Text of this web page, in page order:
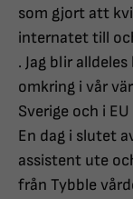
som gjort att
internatet till
. Jag blir
omkring i vår
Sverige och i
En dag i slutet
assistent ute
från Tybble